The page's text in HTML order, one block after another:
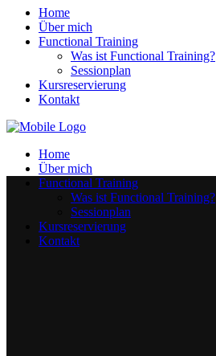
Home
Über mich
Functional Training
Was ist Functional Training?
Sessionplan
Kursreservierung
Kontakt
Home
Über mich
Functional Training
Was ist Functional Training?
Sessionplan
Kursreservierung
Kontakt